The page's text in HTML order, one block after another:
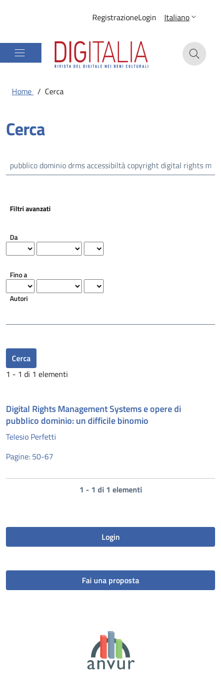
RegistrazioneLogin Italiano
Home / Cerca
Cerca
Filtri avanzati
Da
Fino a
Autori
Cerca
1 - 1 di 1 elementi
Digital Rights Management Systems e opere di
pubblico dominio: un difficile binomio
Telesio Perfetti
Pagine: 50-67
1 - 1 di 1 elementi
Login
Fai una proposta